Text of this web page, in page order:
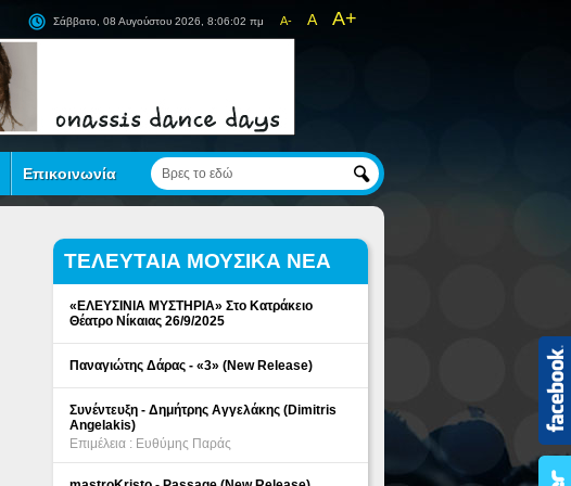
A- A A+
Σάββατο, 08 Αυγούστου 2026, 8:06:02 πμ
Επικοινωνία
ΤΕΛΕΥΤΑΙΑ ΜΟΥΣΙΚΑ ΝΕΑ
«ΕΛΕΥΣΙΝΙΑ ΜΥΣΤΗΡΙΑ» Στο Κατράκειο
Θέατρο Νίκαιας 26/9/2025
Παναγιώτης Δάρας - «3» (New Release)
Συνέντευξη - Δημήτρης Αγγελάκης (Dimitris
Angelakis)
Επιμέλεια : Ευθύμης Παράς